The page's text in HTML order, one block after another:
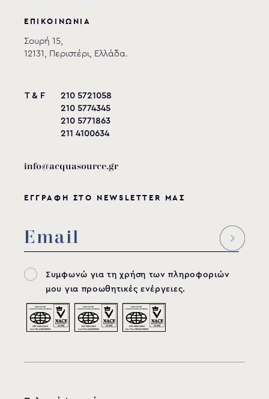
ΕΠΙΚΟΙΝΩΝΙΑ
Σουρή 15,
12131, Περιστέρι, Ελλάδα.
T & F
210 5721058
210 5774345
210 5771863
211 4100634
info@acquasource.gr
ΕΓΓΡΑΦΗ ΣΤΟ NEWSLETTER ΜΑΣ
Συμφωνώ για τη χρήση των πληροφοριών
μου για προωθητικές ενέργειες.